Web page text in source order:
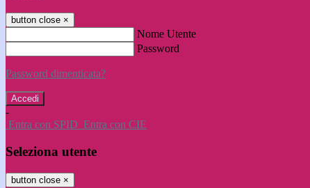
button close ×
Nome Utente
Password
Password dimenticata?
-
Entra con SPID Entra con CIE
Seleziona utente
button close ×